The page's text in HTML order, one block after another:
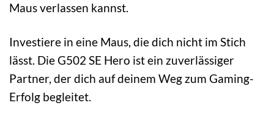
Maus verlassen kannst.
Investiere in eine Maus, die dich nicht im Stich
lässt. Die G502 SE Hero ist ein zuverlässiger
Partner, der dich auf deinem Weg zum Gaming-
Erfolg begleitet.